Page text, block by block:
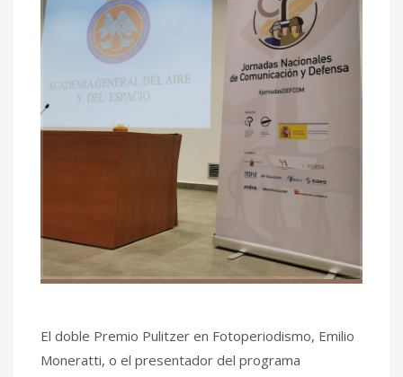
El doble Premio Pulitzer en Fotoperiodismo, Emilio
Moneratti, o el presentador del programa